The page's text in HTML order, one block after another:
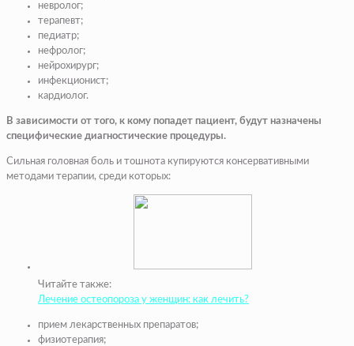
невролог;
терапевт;
педиатр;
нефролог;
нейрохирург;
инфекционист;
кардиолог.
В зависимости от того, к кому попадет пациент, будут назначены
специфические диагностические процедуры.
Сильная головная боль и тошнота купируются консервативными
методами терапии, среди которых:
Читайте также:
Лечение остеопороза у женщин: как лечить?
прием лекарственных препаратов;
физиотерапия;